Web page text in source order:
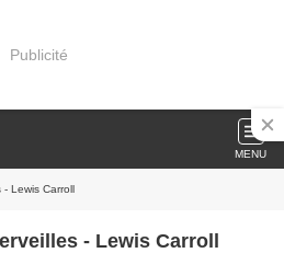
Publicité
MENU
- Lewis Carroll
- Lewis Carroll